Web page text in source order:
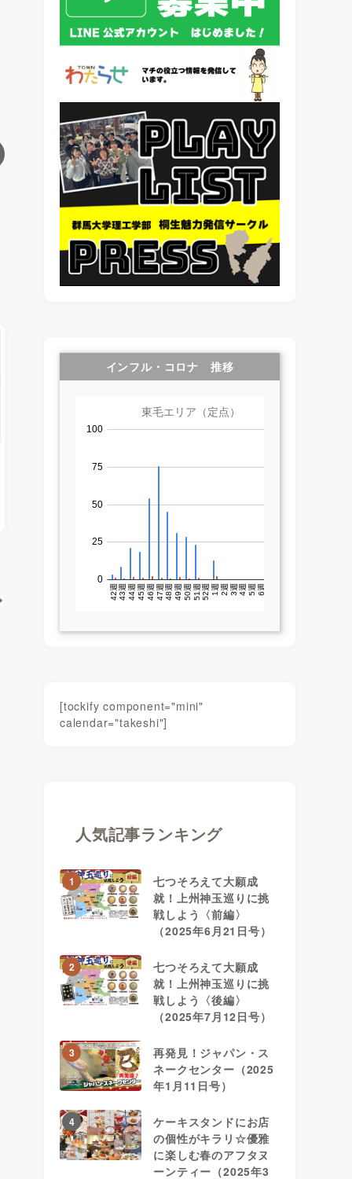
インフル・コロナ 推移
[tockify component="mini"
calendar="takeshi"]
人気記事ランキング
1
七つそろえて大願成
就！上州神玉巡りに挑
戦しよう〈前編〉
（2025年6月21日号）
2
七つそろえて大願成
就！上州神玉巡りに挑
戦しよう〈後編〉
（2025年7月12日号）
3
再発見！ジャパン・ス
ネークセンター（2025
年1月11日号）
4
ケーキスタンドにお店
の個性がキラリ☆優雅
に楽しむ春のアフタヌ
ーンティー（2025年3